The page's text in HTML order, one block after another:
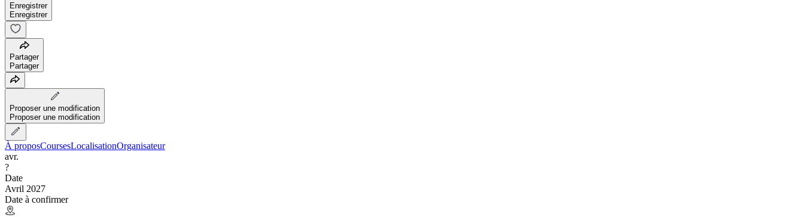
Enregistrer
Enregistrer
Partager
Partager
Proposer une modification
Proposer une modification
À proposCoursesLocalisationOrganisateur
avr.
?
Date
Avril 2027
Date à confirmer